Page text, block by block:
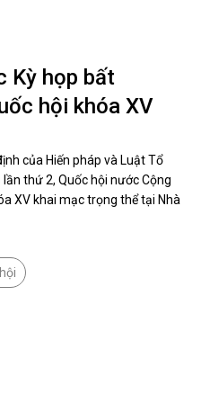
Kỳ họp bất
hội khóa XV
của Hiến pháp và Luật Tổ
thứ 2, Quốc hội nước Cộng
XV khai mạc trọng thể tại Nhà